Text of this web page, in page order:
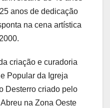
anos de dedicação
na cena artística
criação e curadoria
Popular da Igreja
Desterro criado pelo
na Zona Oeste